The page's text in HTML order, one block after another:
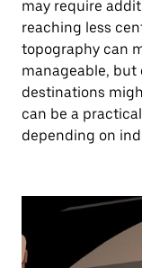
may require
reaching less
topography can
manageable, but
destinations
can be a
depending on